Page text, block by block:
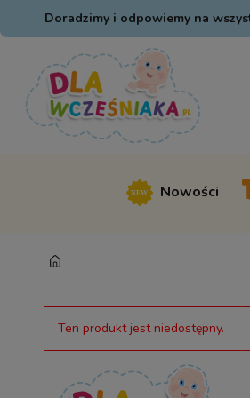
Doradzimy i odpowiemy na
Nowości
Ten produkt jest niedostępny.